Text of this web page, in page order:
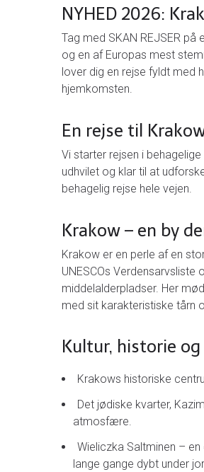
NYHED 2026:
Tag med SKAN REJSER
og en af Europas mest
lover dig en rejse fyldt med
hjemkomsten.
En rejse til
Vi starter rejsen i
udhvilet og klar til at
behagelig rejse hele vejen.
Krakow – en by
Krakow er en perle af en
UNESCOs
middelalderpladser. Her
med sit karakteristiske tårn
Kultur, historie
Krakows historiske
Det jødiske kvarter,
atmosfære.
Wieliczka Saltminen –
lange gange dybt under